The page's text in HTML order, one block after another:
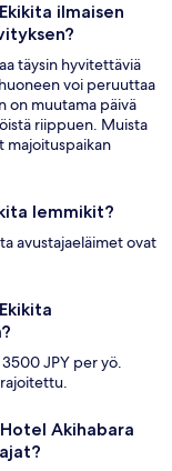
ilmaisen
täysin hyvitettäviä
voi peruuttaa
on muutama päivä
riippuen. Muista
majoituspaikan
lemmikit?
avustajaeläimet ovat
JPY per yö.
Akihabara